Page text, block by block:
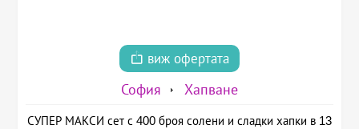
виж офертата
София Хапване
СУПЕР МАКСИ сет с 400 броя солени и сладки хапки в 13